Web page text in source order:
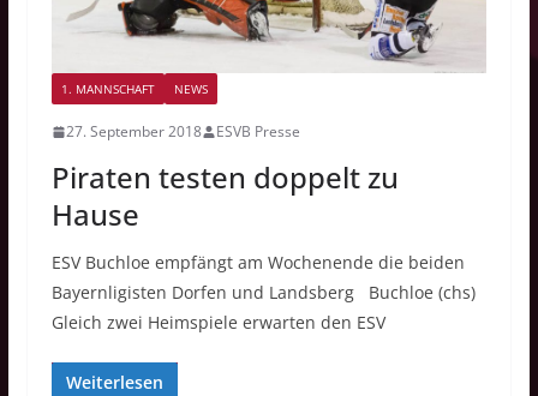
1. MANNSCHAFT NEWS
27. September 2018 ESVB Presse
Piraten testen doppelt zu
Hause
ESV Buchloe empfängt am Wochenende die beiden
Bayernligisten Dorfen und Landsberg Buchloe (chs)
Gleich zwei Heimspiele erwarten den ESV
Weiterlesen